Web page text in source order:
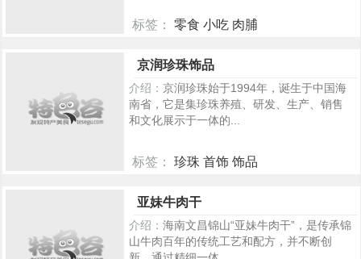
标签： 零食 小吃 肉脯
京润珍珠饰品
介绍： 京润珍珠始于1994年，诞生于中国海
南省，它是集珍珠养殖、研发、生产、销售
和文化展示于一体的...
标签： 珍珠 首饰 饰品
亚妹牛肉干
介绍： 海南文昌锦山“亚妹牛肉干”，是传承锦
山牛肉百年的传统工艺和配方，并不断创